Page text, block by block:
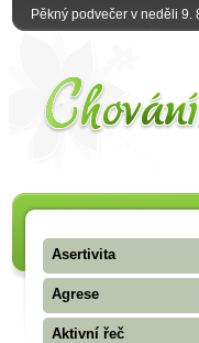
Pěkný podvečer v neděli 9.
Asertivita
Agrese
Aktivní řeč